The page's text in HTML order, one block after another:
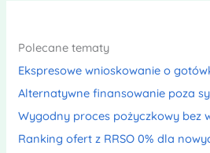
Polecane tematy
Ekspresowe wnioskowanie o
Alternatywne finansowanie poza
Wygodny proces pożyczkowy bez
Ranking ofert z RRSO 0% dla